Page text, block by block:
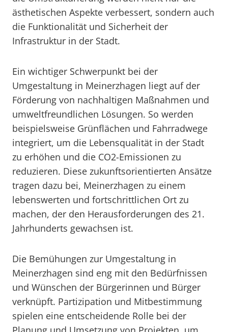
ästhetischen Aspekte verbessert, sondern auch
die Funktionalität und Sicherheit der
Infrastruktur in der Stadt.
Ein wichtiger Schwerpunkt bei der
Umgestaltung in Meinerzhagen liegt auf der
Förderung von nachhaltigen Maßnahmen und
umweltfreundlichen Lösungen. So werden
beispielsweise Grünflächen und Fahrradwege
integriert, um die Lebensqualität in der Stadt
zu erhöhen und die CO2-Emissionen zu
reduzieren. Diese zukunftsorientierten Ansätze
tragen dazu bei, Meinerzhagen zu einem
lebenswerten und fortschrittlichen Ort zu
machen, der den Herausforderungen des 21.
Jahrhunderts gewachsen ist.
Die Bemühungen zur Umgestaltung in
Meinerzhagen sind eng mit den Bedürfnissen
und Wünschen der Bürgerinnen und Bürger
verknüpft. Partizipation und Mitbestimmung
spielen eine entscheidende Rolle bei der